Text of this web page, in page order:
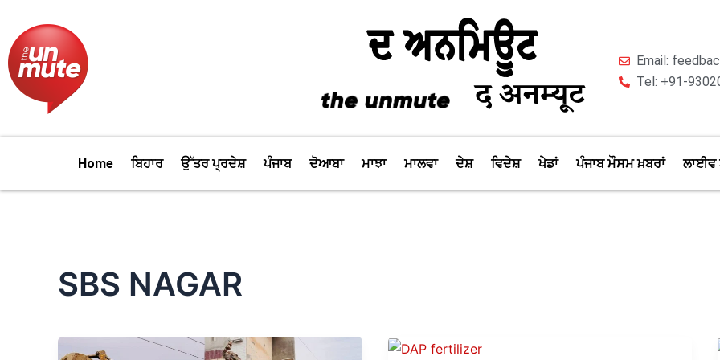
content
Email:
Tel: +91-
Home ਬਿਹਾਰ ਉੱਤਰ ਪ੍ਰਦੇਸ਼ ਪੰਜਾਬ ਦੋਆਬਾ ਮਾਝਾ ਮਾਲਵਾ ਦੇਸ਼ ਵਿਦੇਸ਼ ਖੇਡਾਂ ਪੰਜਾਬ ਮੌਸਮ ਖ਼ਬਰਾਂ ਲਾਈਵ
SBS NAGAR